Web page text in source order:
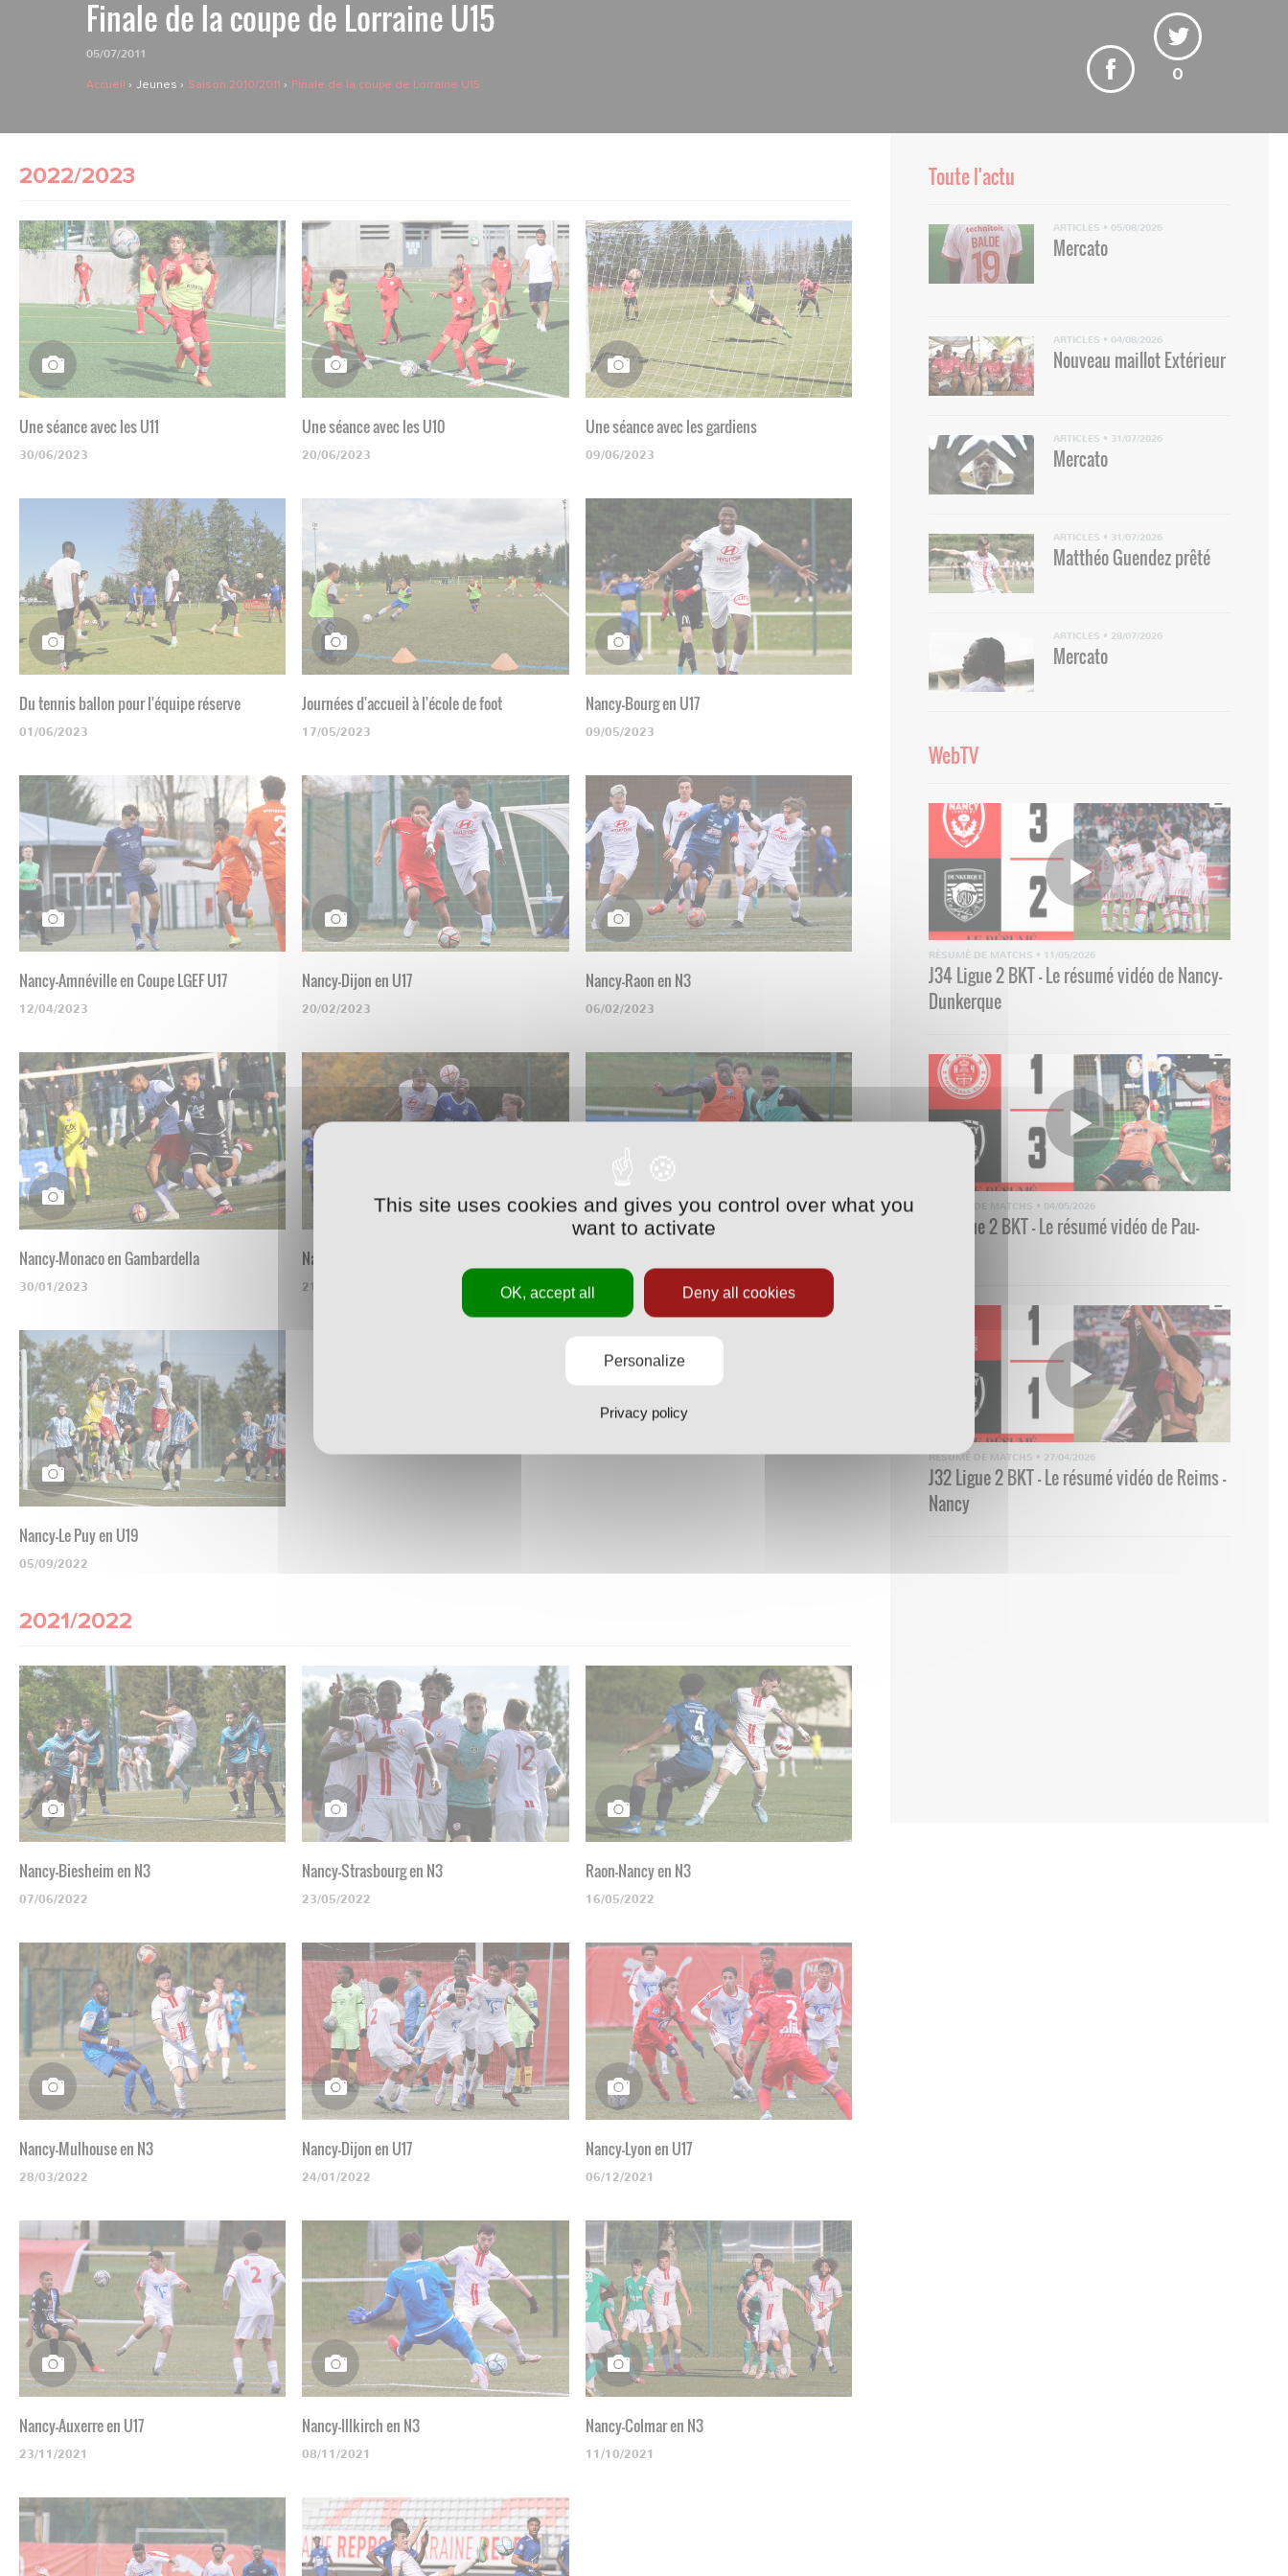
Finale de la coupe de Lorraine U15
05/07/2011
Accueil Jeunes Saison 2010/2011 Finale de la coupe de Lorraine U15
0
2022/2023
Une séance avec les U11
30/06/2023
Une séance avec les U10
20/06/2023
Une séance avec les gardiens
09/06/2023
Du tennis ballon pour l'équipe réserve
01/06/2023
Journées d'accueil à l'école de foot
17/05/2023
Nancy-Bourg en U17
09/05/2023
Nancy-Amnéville en Coupe LGEF U17
12/04/2023
Nancy-Dijon en U17
20/02/2023
Nancy-Raon en N3
06/02/2023
Nancy-Monaco en Gambardella
30/01/2023
Nancy-Strasbourg en U17
21/11/2022 09/11/2022
Nancy-Le Puy en U19
05/09/2022
2021/2022
Nancy-Biesheim en N3
07/06/2022
Nancy-Strasbourg en N3
23/05/2022
Raon-Nancy en N3
16/05/2022
Nancy-Mulhouse en N3
28/03/2022
Nancy-Dijon en U17
24/01/2022
Nancy-Lyon en U17
06/12/2021
Nancy-Auxerre en U17
23/11/2021
Nancy-Illkirch en N3
08/11/2021
Nancy-Colmar en N3
11/10/2021
Toute l'actu
ARTICLES • 05/08/2026
Mercato
ARTICLES • 04/08/2026
Nouveau maillot Extérieur
ARTICLES • 31/07/2026
Mercato
ARTICLES • 31/07/2026
Matthéo Guendez prêté
ARTICLES • 28/07/2026
Mercato
WebTV
RÉSUMÉ DE MATCHS • 11/05/2026
J34 Ligue 2 BKT - Le résumé vidéo de Nancy-
Dunkerque
RÉSUMÉ DE MATCHS • 04/05/2026
33 Ligue 2 BKT - Le résumé vidéo de Pau-
RÉSUMÉ DE MATCHS • 27/04/2026
J32 Ligue 2 BKT - Le résumé vidéo de Reims -
Nancy
This site uses cookies and gives you control over what you
want to activate
OK, accept all Deny all cookies
Personalize
Privacy policy